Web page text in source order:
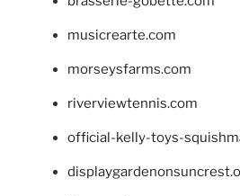
musicrearte.com
morseysfarms.com
riverviewtennis.com
official-kelly-toys-